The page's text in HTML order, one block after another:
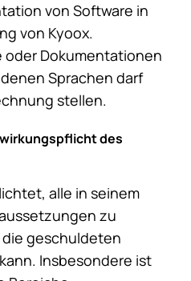
von Software in
von Kyoox.
oder Dokumentationen
Sprachen darf
stellen.
des
alle in seinem
zu
geschuldeten
Insbesondere ist